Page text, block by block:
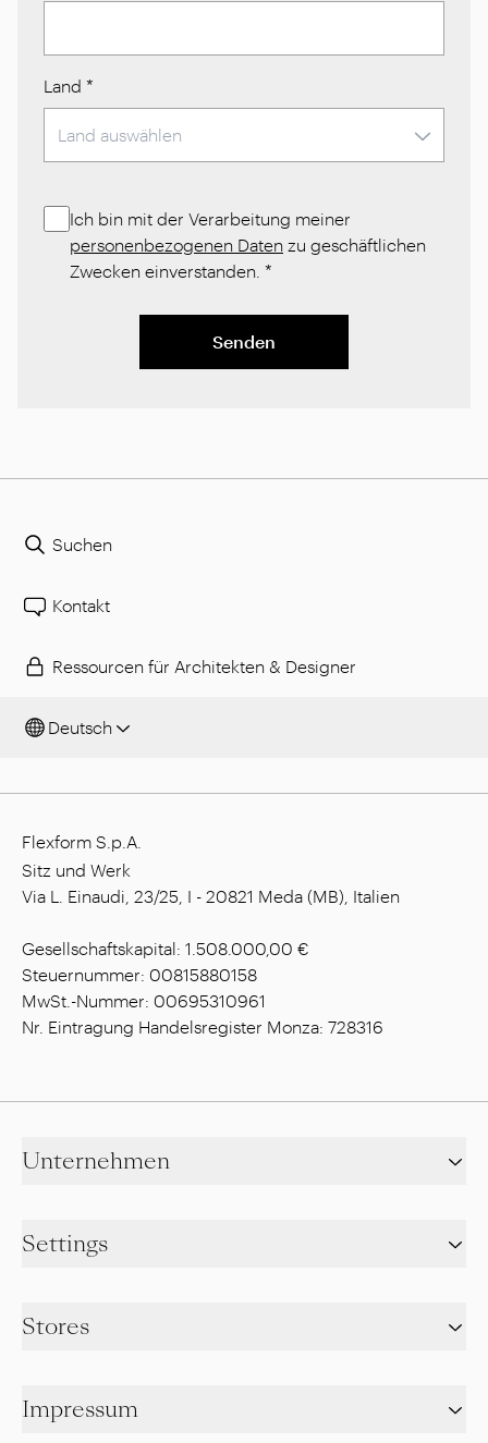
Land *
Ich bin mit der Verarbeitung meiner
personenbezogenen Daten zu geschäftlichen
Zwecken einverstanden. *
Senden
Suchen
Kontakt
Ressourcen für Architekten & Designer
Deutsch
Flexform S.p.A.
Sitz und Werk
Via L. Einaudi, 23/25, I - 20821 Meda (MB), Italien
Gesellschaftskapital: 1.508.000,00 €
Steuernummer: 00815880158
MwSt.-Nummer: 00695310961
Nr. Eintragung Handelsregister Monza: 728316
Unternehmen
Settings
Stores
Impressum